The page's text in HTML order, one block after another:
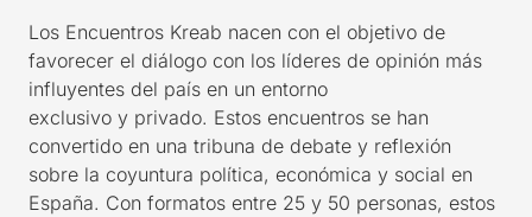
Los Encuentros Kreab nacen con el objetivo de
favorecer el diálogo con los líderes de opinión más
influyentes del país en un entorno
exclusivo y privado. Estos encuentros se han
convertido en una tribuna de debate y reflexión
sobre la coyuntura política, económica y social en
España. Con formatos entre 25 y 50 personas, estos